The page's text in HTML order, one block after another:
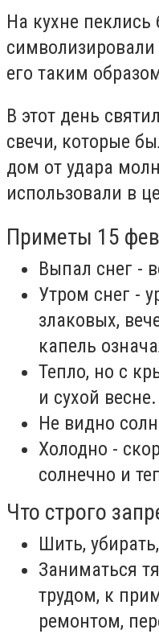
На кухне
его таким
В этот день
свечи, которые
дом от удара
использовали в
Приметы 15
Выпал снег -
Утром снег -
злаковых,
капель
Тепло, но с
и сухой весне.
Не видно
Холодно -
солнечно и
Что строго
Шить,
Заниматься
трудом, к
ремонтом,